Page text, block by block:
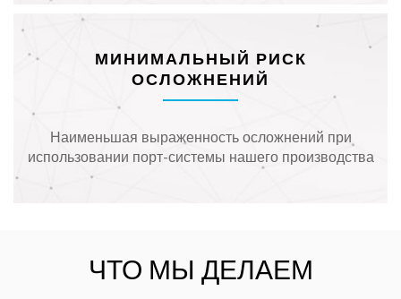
МИНИМАЛЬНЫЙ РИСК
ОСЛОЖНЕНИЙ
Наименьшая выраженность осложнений при
использовании порт-системы нашего производства
ЧТО МЫ ДЕЛАЕМ